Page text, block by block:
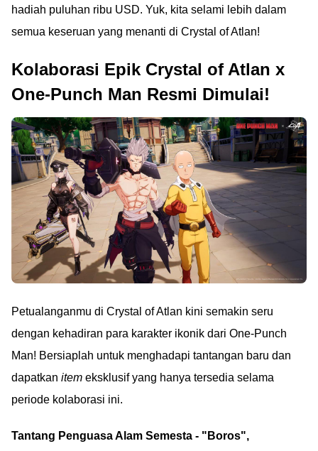
hadiah puluhan ribu USD. Yuk, kita selami lebih dalam
semua keseruan yang menanti di Crystal of Atlan!
Kolaborasi Epik Crystal of Atlan x
One-Punch Man Resmi Dimulai!
Petualanganmu di Crystal of Atlan kini semakin seru
dengan kehadiran para karakter ikonik dari One-Punch
Man! Bersiaplah untuk menghadapi tantangan baru dan
dapatkan item eksklusif yang hanya tersedia selama
periode kolaborasi ini.
Tantang Penguasa Alam Semesta - "Boros",